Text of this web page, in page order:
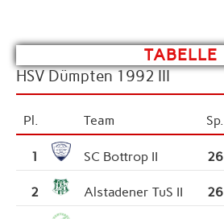
TABELLE
HSV Dümpten 1992 III
Pl. Team Sp.
1 SC Bottrop II 26
2 Alstadener TuS II 26